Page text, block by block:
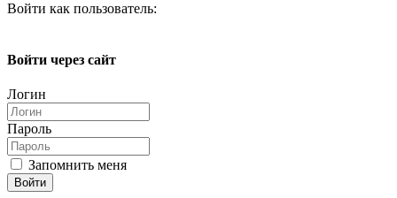
Войти как пользователь:
Войти через сайт
Логин
Пароль
Запомнить меня